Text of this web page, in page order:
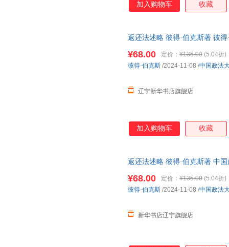
加入购物车 收藏
返还法述略 彼得·伯克斯著 彼
¥68.00 定价： ¥135.00 (5.04折)
辽宁新华书店旗舰店
彼得·伯克斯 /2024-11-08 /中国政法
加入购物车 收藏
返还法述略 彼得·伯克斯著 中
¥68.00 定价： ¥135.00 (5.04折)
新华书店辽宁旗舰店
彼得·伯克斯 /2024-11-08 /中国政法